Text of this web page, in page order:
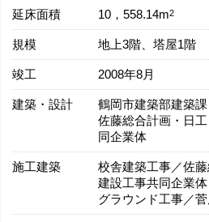
延床面積 10，558.14m2
規模 地上3階、塔屋1階
竣工 2008年8月
建築・設計
鶴岡市建築部建築課
佐藤総合計画・日
同企業体
施工建築
校舎建築工事／佐
建設工事共同企業体
グラウンド工事／